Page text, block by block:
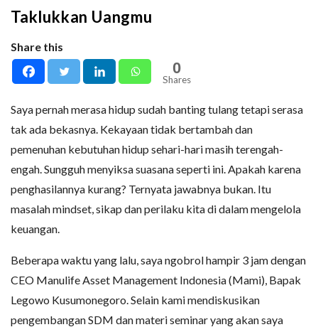
Taklukkan Uangmu
Share this
0
Shares
Saya pernah merasa hidup sudah banting tulang tetapi serasa
tak ada bekasnya. Kekayaan tidak bertambah dan
pemenuhan kebutuhan hidup sehari-hari masih terengah-
engah. Sungguh menyiksa suasana seperti ini. Apakah karena
penghasilannya kurang? Ternyata jawabnya bukan. Itu
masalah mindset, sikap dan perilaku kita di dalam mengelola
keuangan.
Beberapa waktu yang lalu, saya ngobrol hampir 3 jam dengan
CEO Manulife Asset Management Indonesia (Mami), Bapak
Legowo Kusumonegoro. Selain kami mendiskusikan
pengembangan SDM dan materi seminar yang akan saya